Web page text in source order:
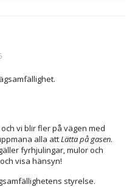
vi blir fler på vägen med
alla attLätta på gasen.
fyrhjulingar, mulor och
visa hänsyn!
styrelse.